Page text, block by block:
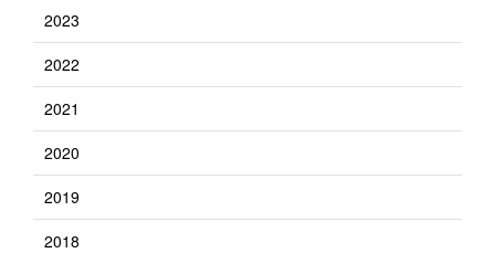
2023
2022
2021
2020
2019
2018